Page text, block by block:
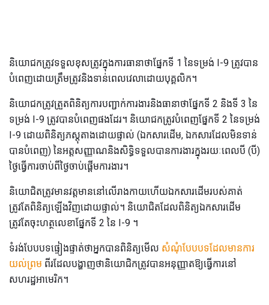
និយោជកត្រូវទទួលខុសត្រូវក្នុងការធានាថាផ្នែកទី 1 នៃទម្រង់ I-9 ត្រូវបាន
បំពេញដោយត្រឹមត្រូវនិងទាន់ពេលវេលាដោយបុគ្គលិក។
និយោជកត្រូវត្រួតពិនិត្យការបញ្ជាក់ការងារនិងធានាថាផ្នែកទី 2 និងទី 3 នៃ
ទម្រង់ I-9 ត្រូវបានបំពេញផងដែរ។ និយោជកត្រូវបំពេញផ្នែកទី 2 នៃទម្រង់
I-9 ដោយពិនិត្យភស្តុតាងដោយផ្ទាល់ (ឯកសារដើម, ឯកសារដែលមិនទាន់
បានបំពេញ) នៃអត្តសញ្ញាណនិងសិទ្ធិទទួលបានការងារក្នុងរយៈពេលបី (បី)
ថ្ងៃធ្វើការចាប់ពីថ្ងៃចាប់ផ្តើមការងារ។
និយោជិតត្រូវមានវត្តមាននៅលើរាងកាយហើយឯកសារដើមរបស់គាត់
ត្រូវតែពិនិត្យឡើងវិញដោយផ្ទាល់។ និយោជិតដែលពិនិត្យឯកសារដើម
ត្រូវតែចុះហត្ថលេខាផ្នែកទី 2 នៃ I-9 ។
ទំរង់បែបបទផ្ទៀងផ្ទាត់ថាអ្នកបានពិនិត្យមើល សំណុំបែបបទដែលមានការ
យល់ព្រម ពីរដែលបង្ហាញថានិយោជិកត្រូវបានអនុញ្ញាតឱ្យធ្វើការនៅ
សហរដ្ឋអាមេរិក។